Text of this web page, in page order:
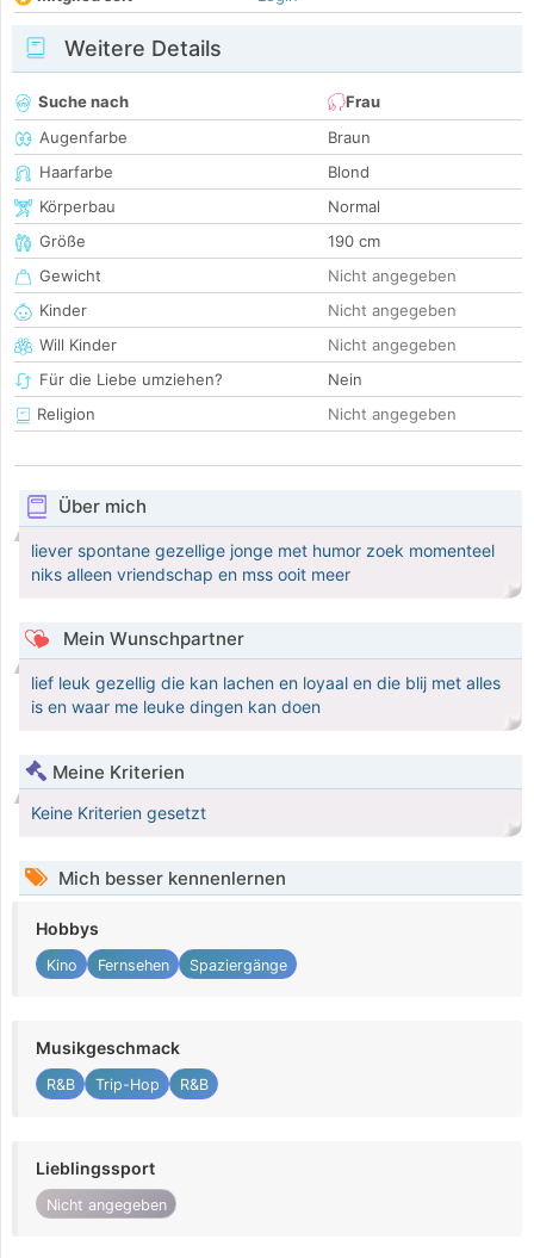
Weitere Details
Suche nach
Frau
Augenfarbe
Braun
Haarfarbe
Blond
Körperbau
Normal
Größe
190 cm
Gewicht
Nicht angegeben
Kinder
Nicht angegeben
Will Kinder
Nicht angegeben
Für die Liebe umziehen?
Nein
Religion
Nicht angegeben
Über mich
liever spontane gezellige jonge met humor zoek momenteel
niks alleen vriendschap en mss ooit meer
Mein Wunschpartner
lief leuk gezellig die kan lachen en loyaal en die blij met alles
is en waar me leuke dingen kan doen
Meine Kriterien
Keine Kriterien gesetzt
Mich besser kennenlernen
Hobbys
Kino Fernsehen Spaziergänge
Musikgeschmack
R&B Trip-Hop R&B
Lieblingssport
Nicht angegeben